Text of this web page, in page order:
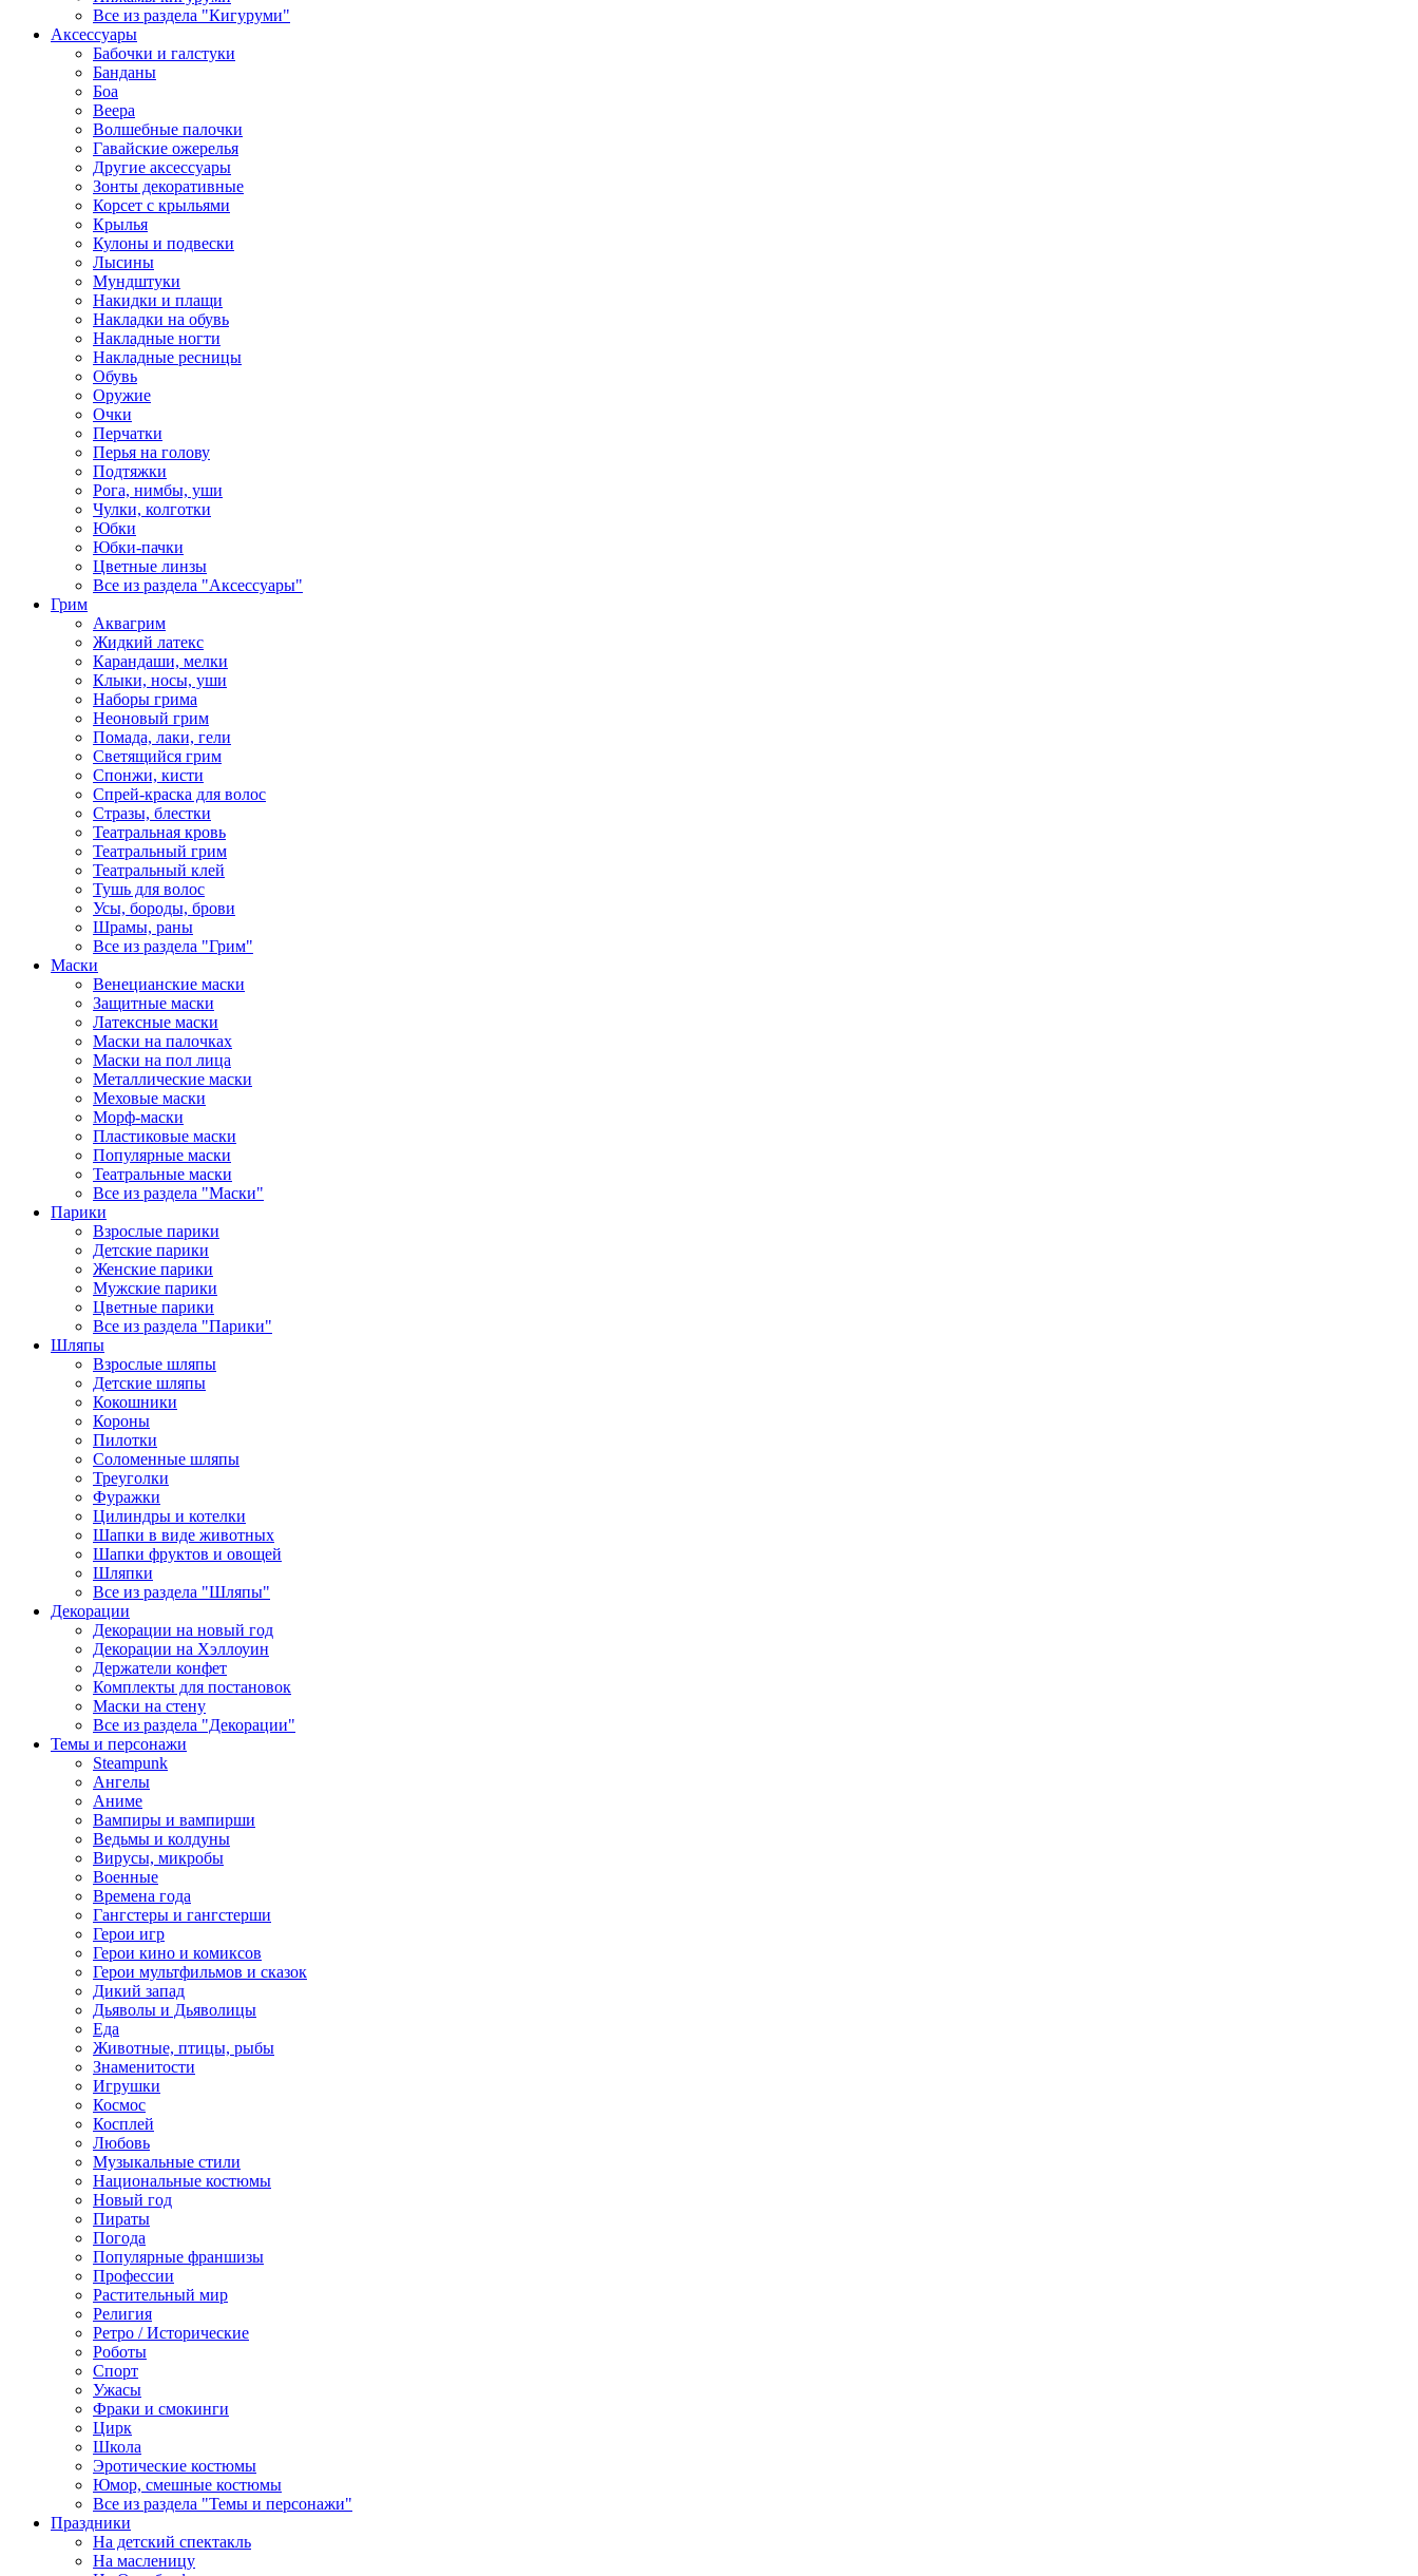
Все из раздела "Кигуруми"
Аксессуары
Бабочки и галстуки
Банданы
Боа
Веера
Волшебные палочки
Гавайские ожерелья
Другие аксессуары
Зонты декоративные
Корсет с крыльями
Крылья
Кулоны и подвески
Лысины
Мундштуки
Накидки и плащи
Накладки на обувь
Накладные ногти
Накладные ресницы
Обувь
Оружие
Очки
Перчатки
Перья на голову
Подтяжки
Рога, нимбы, уши
Чулки, колготки
Юбки
Юбки-пачки
Цветные линзы
Все из раздела "Аксессуары"
Грим
Аквагрим
Жидкий латекс
Карандаши, мелки
Клыки, носы, уши
Наборы грима
Неоновый грим
Помада, лаки, гели
Светящийся грим
Спонжи, кисти
Спрей-краска для волос
Стразы, блестки
Театральная кровь
Театральный грим
Театральный клей
Тушь для волос
Усы, бороды, брови
Шрамы, раны
Все из раздела "Грим"
Маски
Венецианские маски
Защитные маски
Латексные маски
Маски на палочках
Маски на пол лица
Металлические маски
Меховые маски
Морф-маски
Пластиковые маски
Популярные маски
Театральные маски
Все из раздела "Маски"
Парики
Взрослые парики
Детские парики
Женские парики
Мужские парики
Цветные парики
Все из раздела "Парики"
Шляпы
Взрослые шляпы
Детские шляпы
Кокошники
Короны
Пилотки
Соломенные шляпы
Треуголки
Фуражки
Цилиндры и котелки
Шапки в виде животных
Шапки фруктов и овощей
Шляпки
Все из раздела "Шляпы"
Декорации
Декорации на новый год
Декорации на Хэллоуин
Держатели конфет
Комплекты для постановок
Маски на стену
Все из раздела "Декорации"
Темы и персонажи
Steampunk
Ангелы
Аниме
Вампиры и вампирши
Ведьмы и колдуны
Вирусы, микробы
Военные
Времена года
Гангстеры и гангстерши
Герои игр
Герои кино и комиксов
Герои мультфильмов и сказок
Дикий запад
Дьяволы и Дьяволицы
Еда
Животные, птицы, рыбы
Знаменитости
Игрушки
Космос
Косплей
Любовь
Музыкальные стили
Национальные костюмы
Новый год
Пираты
Погода
Популярные франшизы
Профессии
Растительный мир
Религия
Ретро / Исторические
Роботы
Спорт
Ужасы
Фраки и смокинги
Цирк
Школа
Эротические костюмы
Юмор, смешные костюмы
Все из раздела "Темы и персонажи"
Праздники
На детский спектакль
На масленицу